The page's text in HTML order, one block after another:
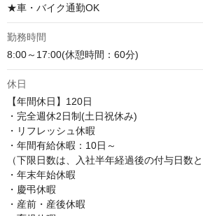
★車・バイク通勤OK
勤務時間
8:00～17:00(休憩時間：60分)
休日
【年間休日】120日
・完全週休2日制(土日祝休み)
・リフレッシュ休暇
・年間有給休暇：10日～
（下限日数は、入社半年経過後の付与日数と
・年末年始休暇
・慶弔休暇
・産前・産後休暇